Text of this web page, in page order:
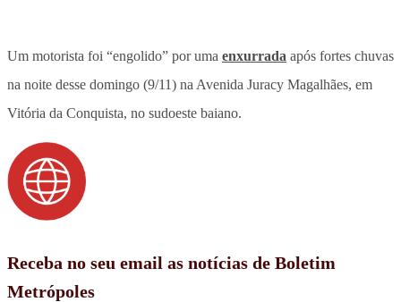
Um motorista foi “engolido” por uma enxurrada após fortes chuvas
na noite desse domingo (9/11) na Avenida Juracy Magalhães, em
Vitória da Conquista, no sudoeste baiano.
Receba no seu email as notícias de Boletim
Metrópoles